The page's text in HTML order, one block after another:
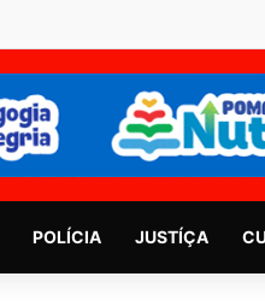
POLÍCIA JUSTÍÇA